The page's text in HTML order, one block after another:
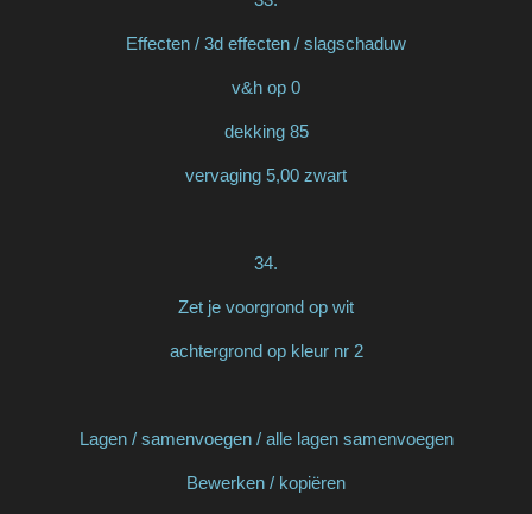
Effecten / 3d effecten / slagschaduw
v&h op 0
dekking 85
vervaging 5,00 zwart
34.
Zet je voorgrond op wit
achtergrond op kleur nr 2
Lagen / samenvoegen / alle lagen samenvoegen
Bewerken / kopiëren